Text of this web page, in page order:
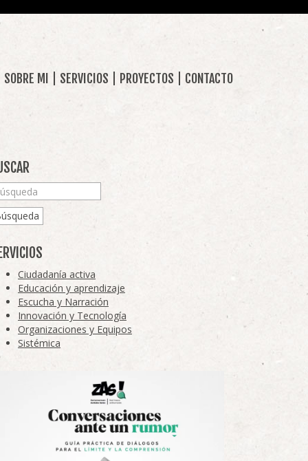
SOBRE MI SERVICIOS PROYECTOS CONTACTO
Ciudadanía activa
Educación y aprendizaje
Escucha y Narración
Innovación y Tecnología
Organizaciones y Equipos
Sistémica